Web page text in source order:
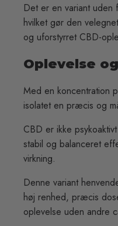
Det er en variant
hvilket gør den
og uforstyrret CBD-
Oplevelse
Med en koncentration
isolatet en præcis og
CBD er ikke
stabil og balanceret
virkning.
Denne variant
høj renhed, præcis
oplevelse uden andre